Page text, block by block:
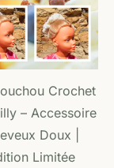
Crochet
– Accessoire
Doux |
Limitée
Les
être